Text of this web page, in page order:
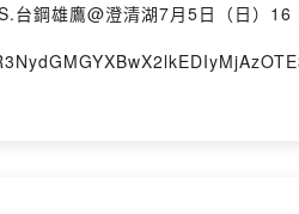
鋼雄鷹@澄清湖7月5日（日）
的根冒煙的喬 湖畔咖啡館（高